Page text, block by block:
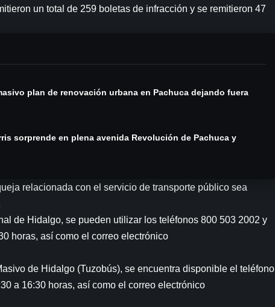
un total de 259 boletas de infracción y se remitieron 47
plan de renovación urbana en Pachuca dejando fuera
sorprende en plena avenida Revolución de Pachuca y
relacionada con el servicio de transporte público sea
de Hidalgo, se pueden utilizar los teléfonos 800 503 2002 y
horas, así como el correo electrónico
de Hidalgo (Tuzobús), se encuentra disponible el teléfono
a 16:30 horas, así como el correo electrónico